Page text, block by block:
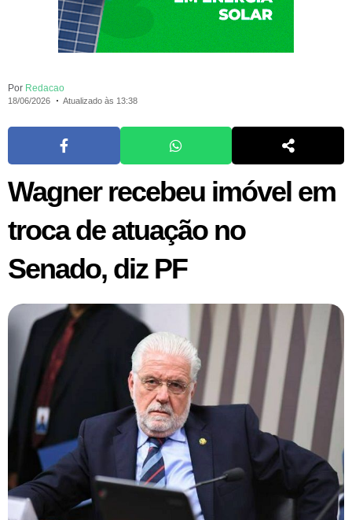
Por Redacao
18/06/2026 Atualizado às 13:38
Wagner recebeu imóvel em
troca de atuação no
Senado, diz PF